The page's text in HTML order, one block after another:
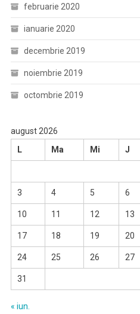
februarie 2020
ianuarie 2020
decembrie 2019
noiembrie 2019
octombrie 2019
august 2026
L
Ma Mi J
3 4 5 6
10 11 12 13
17 18 19 20
24 25 26 27
31
« iun.